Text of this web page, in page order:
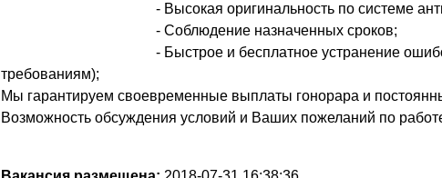
- Высокая оригинальность по системе
- Соблюдение назначенных сроков;
- Быстрое и бесплатное устранение
требованиям);
Мы гарантируем своевременные выплаты гонорара и
Возможность обсуждения условий и Ваших пожеланий по